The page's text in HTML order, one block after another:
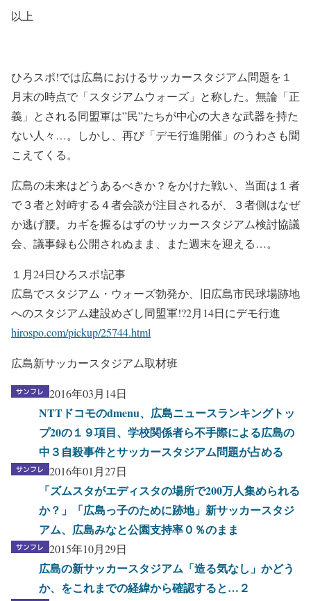
以上
ひろスポ!では広島におけるサッカースタジアム問題を１
月末の時点で「スタジアムウォーズ」と称した。無論「正
義」とされる同盟軍は”民”たちが中心の大きな武器を持た
ない人々…。しかし、再び「デモ行進開催」のうわさも聞
こえてくる。
広島の未来はどうあるべきか？をかけた戦い、当面は１者
で３者と対峙する４者会談が注目されるが、３者側はなぜ
か逃げ腰。カギを握るはずのサッカースタジアム検討協議
会、議事録も公開されぬまま、また週末を迎える…。
１月24日ひろスポ!記事
広島でスタジアム・ウォーズ勃発か、旧広島市民球場跡地
へのスタジアム建設めざし同盟軍!?2月14日にデモ行進
hirospo.com/pickup/25744.html
広島新サッカースタジアム取材班
2016年03月14日
NTTドコモのdmenu、広島ニュースランキングトッ
プ20の１９項目、学校関係者ら不手際による広島の
中３自殺事件とサッカースタジアム問題が占める
2016年01月27日
「ズムスタがエディスタの場所で200万人集められる
か？」「広島っ子のために跡地」新サッカースタジ
アム、広島みなと公園支持率０％のまま
2015年10月29日
広島の新サッカースタジアム「造る気なし」かどう
か、をこれまでの経緯から確認すると…２